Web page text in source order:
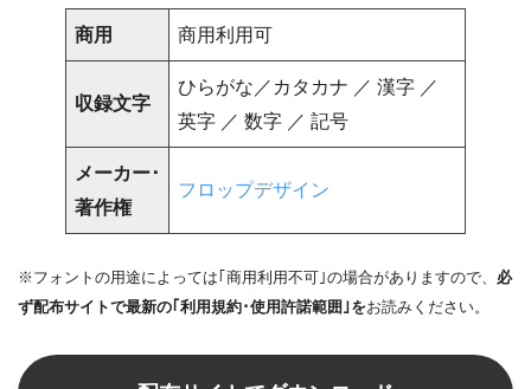
商用 商用利用可
収録文字
ひらがな／カタカナ ／ 漢字 ／
英字 ／ 数字 ／ 記号
メーカー･
著作権
フロップデザイン
※フォントの用途によっては｢商用利用不可｣の場合がありますので、 必
ず配布サイトで最新の｢利用規約･使用許諾範囲｣をお読みください。